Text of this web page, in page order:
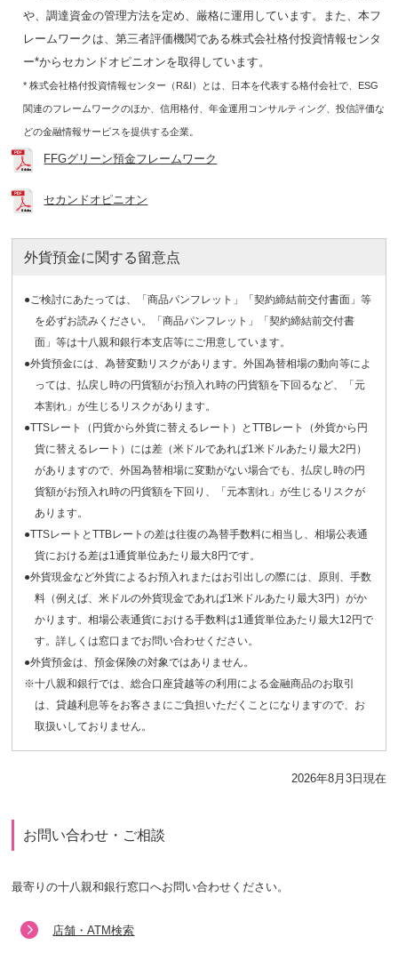
や、調達資金の管理方法を定め、厳格に運用しています。また、本フ
レームワークは、第三者評価機関である株式会社格付投資情報センタ
ー*からセカンドオピニオンを取得しています。
* 株式会社格付投資情報センター（R&I）とは、日本を代表する格付会社で、ESG
関連のフレームワークのほか、信用格付、年金運用コンサルティング、投信評価な
どの金融情報サービスを提供する企業。
FFGグリーン預金フレームワーク
セカンドオピニオン
外貨預金に関する留意点
●ご検討にあたっては、「商品パンフレット」「契約締結前交付書面」等
を必ずお読みください。「商品パンフレット」「契約締結前交付書
面」等は十八親和銀行本支店等にご用意しています。
●外貨預金には、為替変動リスクがあります。外国為替相場の動向等によ
っては、払戻し時の円貨額がお預入れ時の円貨額を下回るなど、「元
本割れ」が生じるリスクがあります。
●TTSレート（円貨から外貨に替えるレート）とTTBレート（外貨から円
貨に替えるレート）には差（米ドルであれば1米ドルあたり最大2円）
がありますので、外国為替相場に変動がない場合でも、払戻し時の円
貨額がお預入れ時の円貨額を下回り、「元本割れ」が生じるリスクが
あります。
●TTSレートとTTBレートの差は往復の為替手数料に相当し、相場公表通
貨における差は1通貨単位あたり最大8円です。
●外貨現金など外貨によるお預入れまたはお引出しの際には、原則、手数
料（例えば、米ドルの外貨現金であれば1米ドルあたり最大3円）がか
かります。相場公表通貨における手数料は1通貨単位あたり最大12円で
す。詳しくは窓口までお問い合わせください。
●外貨預金は、預金保険の対象ではありません。
※十八親和銀行では、総合口座貸越等の利用による金融商品のお取引
は、貸越利息等をお客さまにご負担いただくことになりますので、お
取扱いしておりません。
2026年8月3日現在
お問い合わせ・ご相談
最寄りの十八親和銀行窓口へお問い合わせください。
店舗・ATM検索